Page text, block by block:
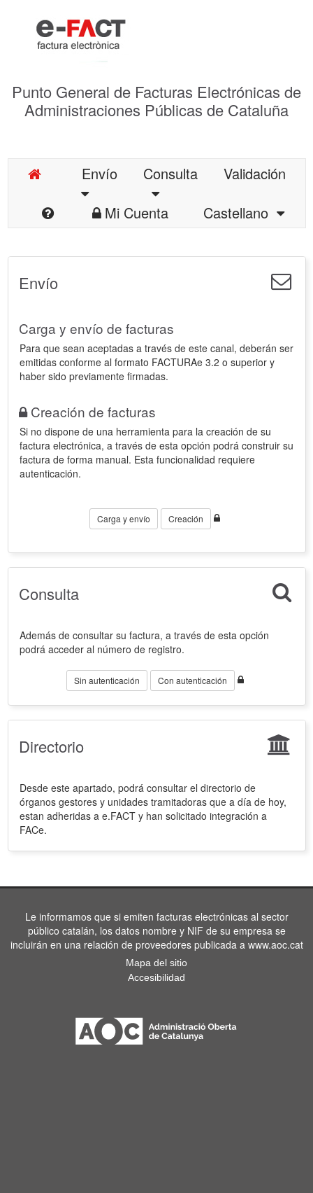
Punto General de Facturas Electrónicas de
Administraciones Públicas de Cataluña
Envío Consulta
Validación
Mi Cuenta
Castellano
Envío
Carga y envío de facturas
Para que sean aceptadas a través de este canal, deberán ser
emitidas conforme al formato FACTURAe 3.2 o superior y
haber sido previamente firmadas.
Creación de facturas
Si no dispone de una herramienta para la creación de su
factura electrónica, a través de esta opción podrá construir su
factura de forma manual. Esta funcionalidad requiere
autenticación.
Carga y envío Creación
Consulta
Además de consultar su factura, a través de esta opción
podrá acceder al número de registro.
Sin autenticación Con autenticación
Directorio
Desde este apartado, podrá consultar el directorio de
órganos gestores y unidades tramitadoras que a día de hoy,
estan adheridas a e.FACT y han solicitado integración a
FACe.
Le informamos que si emiten facturas electrónicas al sector
público catalán, los datos nombre y NIF de su empresa se
incluirán en una relación de proveedores publicada a www.aoc.cat
Mapa del sitio
Accesibilidad